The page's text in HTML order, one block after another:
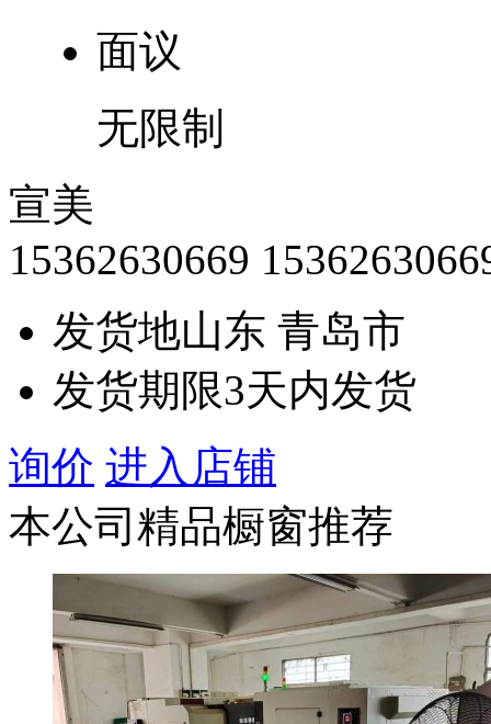
面议
无限制
宣美
15362630669
发货地山东 青岛市
发货期限3天内发货
询价 进入店铺
本公司精品橱窗推荐